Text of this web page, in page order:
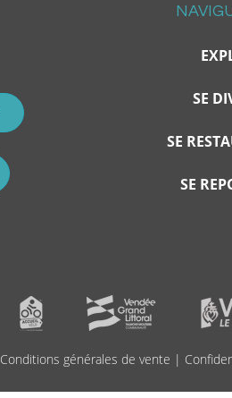
SE
SE
SE
Conditions générales de vente |